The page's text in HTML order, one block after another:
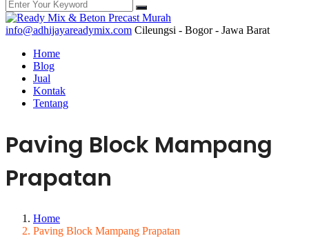
info@adhijayareadymix.com Cileungsi - Bogor - Jawa Barat
Home
Blog
Jual
Kontak
Tentang
Paving Block Mampang
Prapatan
Home
Paving Block Mampang Prapatan